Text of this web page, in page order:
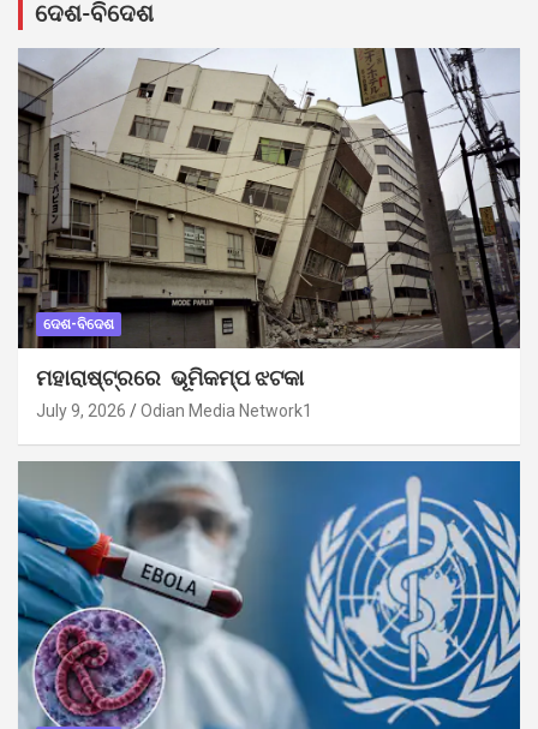
ଦେଶ-ବିଦେଶ
ଦେଶ-ବିଦେଶ
ମହାରାଷ୍ଟ୍ରରେ ଭୂମିକମ୍ପ ଝଟକା
July 9, 2026 Odian Media Network1